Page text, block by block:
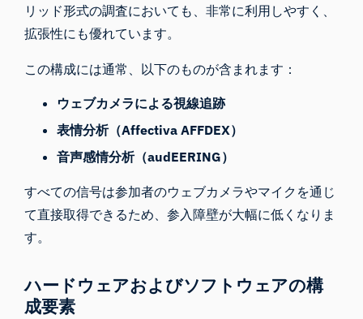
リッド形式の調査においても、非常に利用しやすく、
拡張性にも優れています。
この構成には通常、以下のものが含まれます：
ウェブカメラによる視線追跡
表情分析（Affectiva AFFDEX）
音声感情分析（audEERING）
すべての信号は参加者のウェブカメラやマイクを通じ
て直接取得できるため、参入障壁が大幅に低くなりま
す。
ハードウェアおよびソフトウェアの構
成要素